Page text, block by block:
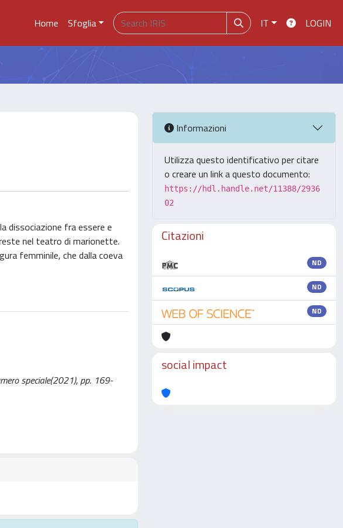
Home Sfoglia IT LOGIN
dissociazione fra essere e
nel teatro di marionette.
femminile, che dalla coeva
speciale(2021), pp. 169-
Informazioni
Utilizza questo identificativo per citare
o creare un link a questo documento:
https://hdl.handle.net/11388/2936
02
Citazioni
ND
ND
ND
social impact